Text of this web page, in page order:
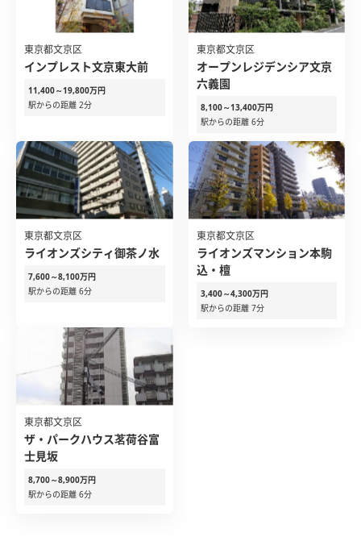
東京都文京区
インプレスト文京東大前
11,400～19,800万円
駅からの距離 2分
東京都文京区
オープンレジデンシア文京
六義園
8,100～13,400万円
駅からの距離 6分
東京都文京区
ライオンズシティ御茶ノ水
7,600～8,100万円
駅からの距離 6分
東京都文京区
ライオンズマンション本駒
込・檀
3,400～4,300万円
駅からの距離 7分
東京都文京区
ザ・パークハウス茗荷谷富
士見坂
8,700～8,900万円
駅からの距離 6分